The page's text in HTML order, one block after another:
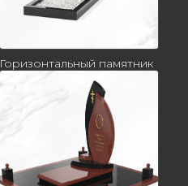
Горизонтальный памятник